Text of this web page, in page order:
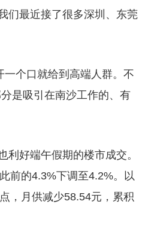
们最近接了很多深圳、东莞
个口就给到高端人群。不
是吸引在南沙工作的、有
利好端午假期的楼市成交。
前的4.3%下调至4.2%。以
，月供减少58.54元，累积